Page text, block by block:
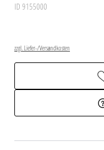
ID 9155000
zzgl. Liefer-/Versandkosten